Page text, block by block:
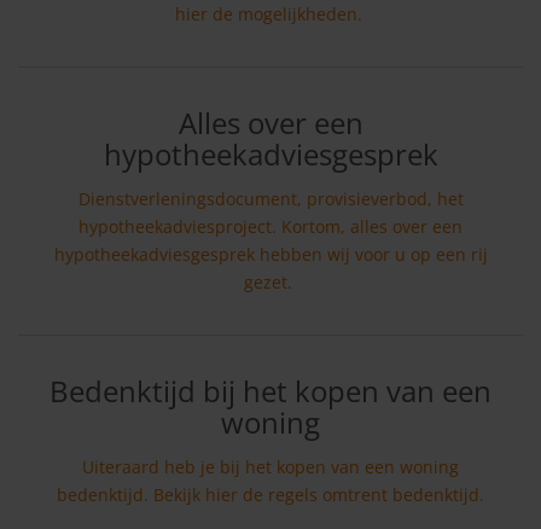
hier de mogelijkheden.
Alles over een
hypotheekadviesgesprek
Dienstverleningsdocument, provisieverbod, het
hypotheekadviesproject. Kortom, alles over een
hypotheekadviesgesprek hebben wij voor u op een rij
gezet.
Bedenktijd bij het kopen van een
woning
Uiteraard heb je bij het kopen van een woning
bedenktijd. Bekijk hier de regels omtrent bedenktijd.